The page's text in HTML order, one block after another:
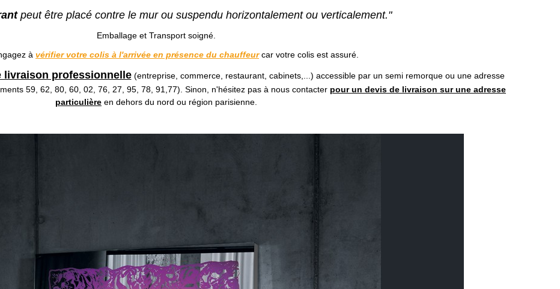
peut être placé contre le mur ou suspendu horizontalement ou verticalement."
Emballage et Transport soigné.
à vérifier votre colis à l'arrivée en présence du chauffeurcar votre colis est assuré.
livraison professionnelle(entreprise, commerce, restaurant, cabinets,...) accessible par un semi remorque ou une adresse
59, 62, 80, 60, 02, 76, 27, 95, 78, 91,77). Sinon, n'hésitez pas à nous contacter pour un devis de livraison sur une adresse
particulière en dehors du nord ou région parisienne.